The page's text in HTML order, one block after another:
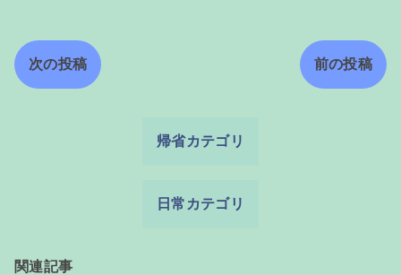
次の投稿 前の投稿
帰省カテゴリ
日常カテゴリ
関連記事